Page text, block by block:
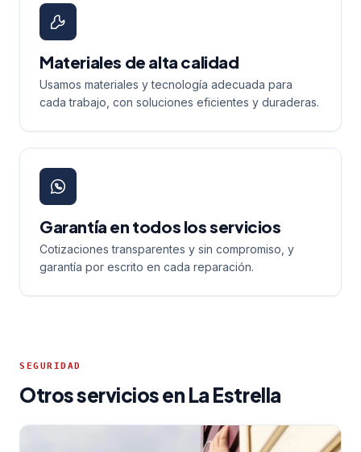
Materiales de alta calidad
Usamos materiales y tecnología adecuada para
cada trabajo, con soluciones eficientes y duraderas.
Garantía en todos los servicios
Cotizaciones transparentes y sin compromiso, y
garantía por escrito en cada reparación.
SEGURIDAD
Otros servicios en La Estrella